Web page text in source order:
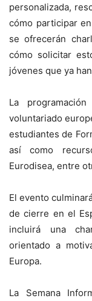
personalizada,
cómo participar
se ofrecerán
cómo solicitar
jóvenes que ya
La
voluntariado
estudiantes de
así como
Eurodisea, entre
El evento
de cierre en el
incluirá una
orientado a
Europa.
La Semana